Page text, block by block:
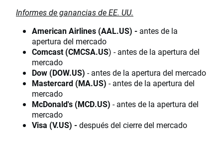
Informes de ganancias de EE. UU.
American Airlines (AAL.US) - antes de la
apertura del mercado
Comcast (CMCSA.US) - antes de la apertura del
mercado
Dow (DOW.US) - antes de la apertura del mercado
Mastercard (MA.US) - antes de la apertura del
mercado
McDonald's (MCD.US) - antes de la apertura del
mercado
Visa (V.US) -después del cierre del mercado